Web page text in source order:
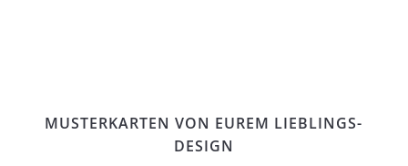
MUSTERKARTEN VON EUREM LIEBLINGS-
DESIGN